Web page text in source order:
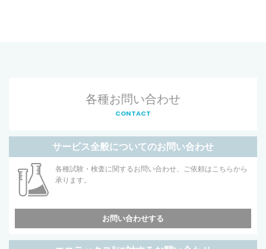
各種お問い合わせ
CONTACT
サービス全般についてのお問い合わせ
各種試験・検査に関するお問い合わせ、ご依頼はこちらから
承ります。
お問い合わせする